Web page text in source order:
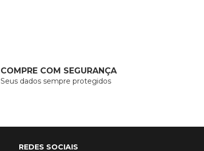
COMPRE COM SEGURANÇA
Seus dados sempre protegidos
REDES SOCIAIS